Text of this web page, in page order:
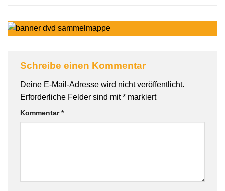
Schreibe einen Kommentar
Deine E-Mail-Adresse wird nicht veröffentlicht.
Erforderliche Felder sind mit* markiert
Kommentar*